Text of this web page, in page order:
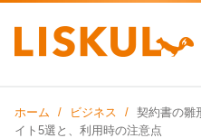
ホーム ビジネス
契約書の雛
イト5選と、利用時の注意点